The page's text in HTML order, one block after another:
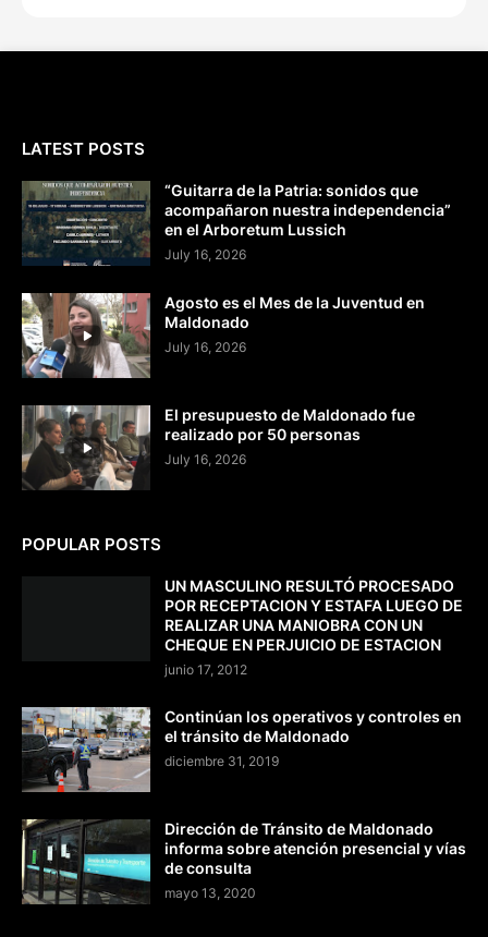
LATEST POSTS
“Guitarra de la Patria: sonidos que
acompañaron nuestra independencia”
en el Arboretum Lussich
July 16, 2026
Agosto es el Mes de la Juventud en
Maldonado
July 16, 2026
El presupuesto de Maldonado fue
realizado por 50 personas
July 16, 2026
POPULAR POSTS
UN MASCULINO RESULTÓ PROCESADO
POR RECEPTACION Y ESTAFA LUEGO DE
REALIZAR UNA MANIOBRA CON UN
CHEQUE EN PERJUICIO DE ESTACION
junio 17, 2012
Continúan los operativos y controles en
el tránsito de Maldonado
diciembre 31, 2019
Dirección de Tránsito de Maldonado
informa sobre atención presencial y vías
de consulta
mayo 13, 2020